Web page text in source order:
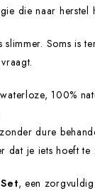
die naar herstel
Soms is
100%
dure
dat je iets hoeft te
, een